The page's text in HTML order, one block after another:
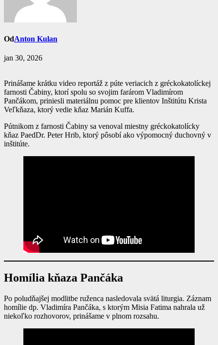
OdAnton Kulan
jan 30, 2026
Prinášame krátku video reportáž z púte veriacich z gréckokatolíckej
farnosti Čabiny, ktorí spolu so svojim farárom Vladimírom
Pančákom, priniesli materiálnu pomoc pre klientov Inštitútu Krista
Veľkňaza, ktorý vedie kňaz Marián Kuffa.
Pútnikom z farnosti Čabiny sa venoval miestny gréckokatolícky
kňaz PaedDr. Peter Hrib, ktorý pôsobí ako výpomocný duchovný v
inštitúte.
Homília kňaza Pančáka
Po poludňajšej modlitbe ruženca nasledovala svätá liturgia. Záznam
homílie dp. Vladimíra Pančáka, s ktorým Misia Fatima nahrala už
niekoľko rozhovorov, prinášame v plnom rozsahu.